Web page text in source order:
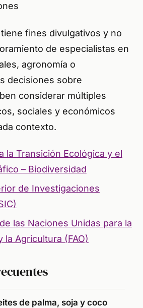
fines divulgativos y no
de especialistas en
agronomía o
decisiones sobre
considerar múltiples
sociales y económicos
contexto.
la Transición Ecológica y el
– Biodiversidad
de Investigaciones
las Naciones Unidas para la
la Agricultura (FAO)
de palma, soja y coco